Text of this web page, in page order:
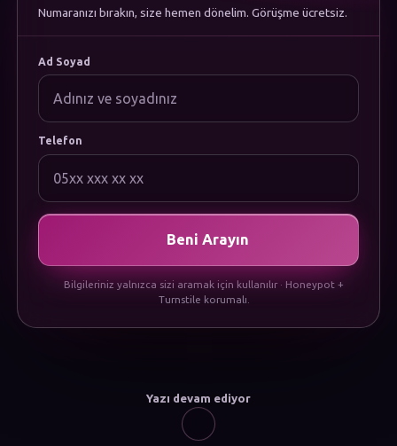
Dökümanlar
Uygulamamızı İndirin
Gizlilik Politikası
Çerez Politikası
Kullanım Koşulları
Numaranızı bırakın, size hemen dönelim. Görüşme ücretsiz.
Ad Soyad
Telefon
Beni Arayın
Bilgileriniz yalnızca sizi aramak için kullanılır · Honeypot +
Turnstile korumalı.
Yazı devam ediyor